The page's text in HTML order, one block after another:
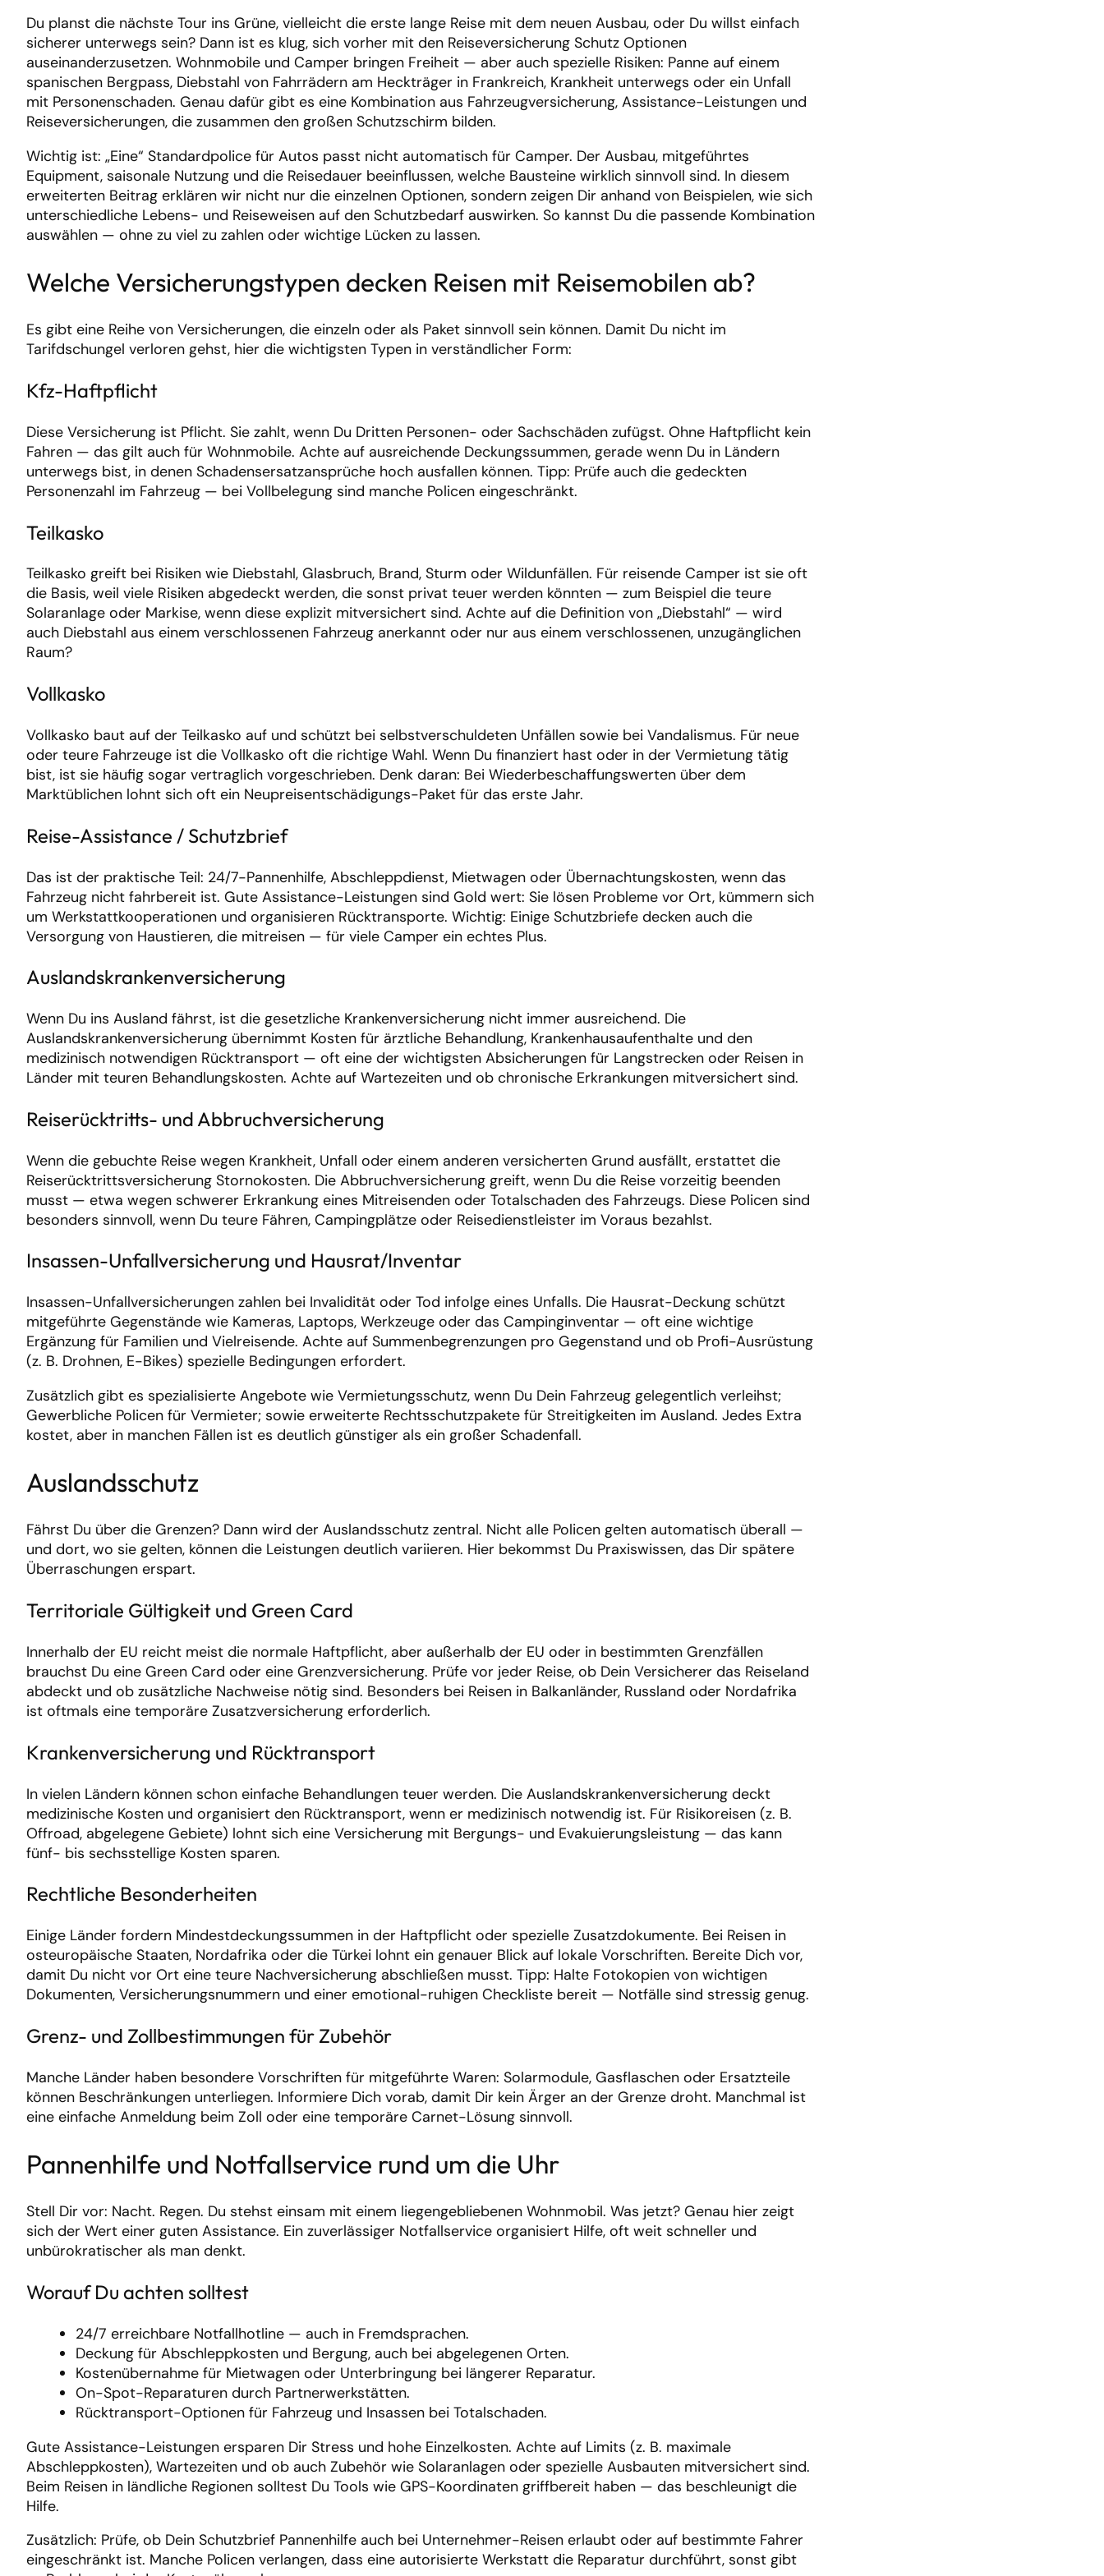
Du planst die nächste Tour ins Grüne, vielleicht die erste lange Reise mit dem neuen Ausbau, oder Du willst einfach
sicherer unterwegs sein? Dann ist es klug, sich vorher mit den Reiseversicherung Schutz Optionen
auseinanderzusetzen. Wohnmobile und Camper bringen Freiheit — aber auch spezielle Risiken: Panne auf einem
spanischen Bergpass, Diebstahl von Fahrrädern am Heckträger in Frankreich, Krankheit unterwegs oder ein Unfall
mit Personenschaden. Genau dafür gibt es eine Kombination aus Fahrzeugversicherung, Assistance-Leistungen und
Reiseversicherungen, die zusammen den großen Schutzschirm bilden.
Wichtig ist: „Eine“ Standardpolice für Autos passt nicht automatisch für Camper. Der Ausbau, mitgeführtes
Equipment, saisonale Nutzung und die Reisedauer beeinflussen, welche Bausteine wirklich sinnvoll sind. In diesem
erweiterten Beitrag erklären wir nicht nur die einzelnen Optionen, sondern zeigen Dir anhand von Beispielen, wie sich
unterschiedliche Lebens- und Reiseweisen auf den Schutzbedarf auswirken. So kannst Du die passende Kombination
auswählen — ohne zu viel zu zahlen oder wichtige Lücken zu lassen.
Welche Versicherungstypen decken Reisen mit Reisemobilen ab?
Es gibt eine Reihe von Versicherungen, die einzeln oder als Paket sinnvoll sein können. Damit Du nicht im
Tarifdschungel verloren gehst, hier die wichtigsten Typen in verständlicher Form:
Kfz-Haftpflicht
Diese Versicherung ist Pflicht. Sie zahlt, wenn Du Dritten Personen- oder Sachschäden zufügst. Ohne Haftpflicht kein
Fahren — das gilt auch für Wohnmobile. Achte auf ausreichende Deckungssummen, gerade wenn Du in Ländern
unterwegs bist, in denen Schadensersatzansprüche hoch ausfallen können. Tipp: Prüfe auch die gedeckten
Personenzahl im Fahrzeug — bei Vollbelegung sind manche Policen eingeschränkt.
Teilkasko
Teilkasko greift bei Risiken wie Diebstahl, Glasbruch, Brand, Sturm oder Wildunfällen. Für reisende Camper ist sie oft
die Basis, weil viele Risiken abgedeckt werden, die sonst privat teuer werden könnten — zum Beispiel die teure
Solaranlage oder Markise, wenn diese explizit mitversichert sind. Achte auf die Definition von „Diebstahl“ — wird
auch Diebstahl aus einem verschlossenen Fahrzeug anerkannt oder nur aus einem verschlossenen, unzugänglichen
Raum?
Vollkasko
Vollkasko baut auf der Teilkasko auf und schützt bei selbstverschuldeten Unfällen sowie bei Vandalismus. Für neue
oder teure Fahrzeuge ist die Vollkasko oft die richtige Wahl. Wenn Du finanziert hast oder in der Vermietung tätig
bist, ist sie häufig sogar vertraglich vorgeschrieben. Denk daran: Bei Wiederbeschaffungswerten über dem
Marktüblichen lohnt sich oft ein Neupreisentschädigungs-Paket für das erste Jahr.
Reise-Assistance / Schutzbrief
Das ist der praktische Teil: 24/7-Pannenhilfe, Abschleppdienst, Mietwagen oder Übernachtungskosten, wenn das
Fahrzeug nicht fahrbereit ist. Gute Assistance-Leistungen sind Gold wert: Sie lösen Probleme vor Ort, kümmern sich
um Werkstattkooperationen und organisieren Rücktransporte. Wichtig: Einige Schutzbriefe decken auch die
Versorgung von Haustieren, die mitreisen — für viele Camper ein echtes Plus.
Auslandskrankenversicherung
Wenn Du ins Ausland fährst, ist die gesetzliche Krankenversicherung nicht immer ausreichend. Die
Auslandskrankenversicherung übernimmt Kosten für ärztliche Behandlung, Krankenhausaufenthalte und den
medizinisch notwendigen Rücktransport — oft eine der wichtigsten Absicherungen für Langstrecken oder Reisen in
Länder mit teuren Behandlungskosten. Achte auf Wartezeiten und ob chronische Erkrankungen mitversichert sind.
Reiserücktritts- und Abbruchversicherung
Wenn die gebuchte Reise wegen Krankheit, Unfall oder einem anderen versicherten Grund ausfällt, erstattet die
Reiserücktrittsversicherung Stornokosten. Die Abbruchversicherung greift, wenn Du die Reise vorzeitig beenden
musst — etwa wegen schwerer Erkrankung eines Mitreisenden oder Totalschaden des Fahrzeugs. Diese Policen sind
besonders sinnvoll, wenn Du teure Fähren, Campingplätze oder Reisedienstleister im Voraus bezahlst.
Insassen-Unfallversicherung und Hausrat/Inventar
Insassen-Unfallversicherungen zahlen bei Invalidität oder Tod infolge eines Unfalls. Die Hausrat-Deckung schützt
mitgeführte Gegenstände wie Kameras, Laptops, Werkzeuge oder das Campinginventar — oft eine wichtige
Ergänzung für Familien und Vielreisende. Achte auf Summenbegrenzungen pro Gegenstand und ob Profi-Ausrüstung
(z. B. Drohnen, E-Bikes) spezielle Bedingungen erfordert.
Zusätzlich gibt es spezialisierte Angebote wie Vermietungsschutz, wenn Du Dein Fahrzeug gelegentlich verleihst;
Gewerbliche Policen für Vermieter; sowie erweiterte Rechtsschutzpakete für Streitigkeiten im Ausland. Jedes Extra
kostet, aber in manchen Fällen ist es deutlich günstiger als ein großer Schadenfall.
Auslandsschutz
Fährst Du über die Grenzen? Dann wird der Auslandsschutz zentral. Nicht alle Policen gelten automatisch überall —
und dort, wo sie gelten, können die Leistungen deutlich variieren. Hier bekommst Du Praxiswissen, das Dir spätere
Überraschungen erspart.
Territoriale Gültigkeit und Green Card
Innerhalb der EU reicht meist die normale Haftpflicht, aber außerhalb der EU oder in bestimmten Grenzfällen
brauchst Du eine Green Card oder eine Grenzversicherung. Prüfe vor jeder Reise, ob Dein Versicherer das Reiseland
abdeckt und ob zusätzliche Nachweise nötig sind. Besonders bei Reisen in Balkanländer, Russland oder Nordafrika
ist oftmals eine temporäre Zusatzversicherung erforderlich.
Krankenversicherung und Rücktransport
In vielen Ländern können schon einfache Behandlungen teuer werden. Die Auslandskrankenversicherung deckt
medizinische Kosten und organisiert den Rücktransport, wenn er medizinisch notwendig ist. Für Risikoreisen (z. B.
Offroad, abgelegene Gebiete) lohnt sich eine Versicherung mit Bergungs- und Evakuierungsleistung — das kann
fünf- bis sechsstellige Kosten sparen.
Rechtliche Besonderheiten
Einige Länder fordern Mindestdeckungssummen in der Haftpflicht oder spezielle Zusatzdokumente. Bei Reisen in
osteuropäische Staaten, Nordafrika oder die Türkei lohnt ein genauer Blick auf lokale Vorschriften. Bereite Dich vor,
damit Du nicht vor Ort eine teure Nachversicherung abschließen musst. Tipp: Halte Fotokopien von wichtigen
Dokumenten, Versicherungsnummern und einer emotional-ruhigen Checkliste bereit — Notfälle sind stressig genug.
Grenz- und Zollbestimmungen für Zubehör
Manche Länder haben besondere Vorschriften für mitgeführte Waren: Solarmodule, Gasflaschen oder Ersatzteile
können Beschränkungen unterliegen. Informiere Dich vorab, damit Dir kein Ärger an der Grenze droht. Manchmal ist
eine einfache Anmeldung beim Zoll oder eine temporäre Carnet-Lösung sinnvoll.
Pannenhilfe und Notfallservice rund um die Uhr
Stell Dir vor: Nacht. Regen. Du stehst einsam mit einem liegengebliebenen Wohnmobil. Was jetzt? Genau hier zeigt
sich der Wert einer guten Assistance. Ein zuverlässiger Notfallservice organisiert Hilfe, oft weit schneller und
unbürokratischer als man denkt.
Worauf Du achten solltest
24/7 erreichbare Notfallhotline — auch in Fremdsprachen.
Deckung für Abschleppkosten und Bergung, auch bei abgelegenen Orten.
Kostenübernahme für Mietwagen oder Unterbringung bei längerer Reparatur.
On-Spot-Reparaturen durch Partnerwerkstätten.
Rücktransport-Optionen für Fahrzeug und Insassen bei Totalschaden.
Gute Assistance-Leistungen ersparen Dir Stress und hohe Einzelkosten. Achte auf Limits (z. B. maximale
Abschleppkosten), Wartezeiten und ob auch Zubehör wie Solaranlagen oder spezielle Ausbauten mitversichert sind.
Beim Reisen in ländliche Regionen solltest Du Tools wie GPS-Koordinaten griffbereit haben — das beschleunigt die
Hilfe.
Zusätzlich: Prüfe, ob Dein Schutzbrief Pannenhilfe auch bei Unternehmer-Reisen erlaubt oder auf bestimmte Fahrer
eingeschränkt ist. Manche Policen verlangen, dass eine autorisierte Werkstatt die Reparatur durchführt, sonst gibt